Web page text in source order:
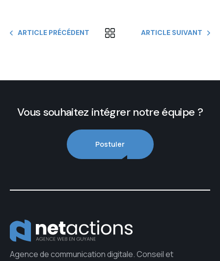
ARTICLE PRÉCÉDENT ARTICLE SUIVANT
Vous souhaitez intégrer notre équipe ?
Postuler
Agence de communication digitale. Conseil et